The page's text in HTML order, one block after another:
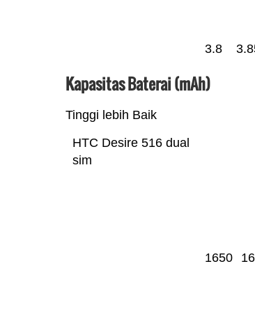
3.8
Kapasitas Baterai (mAh)
Tinggi lebih Baik
HTC Desire 516 dual
sim
1650